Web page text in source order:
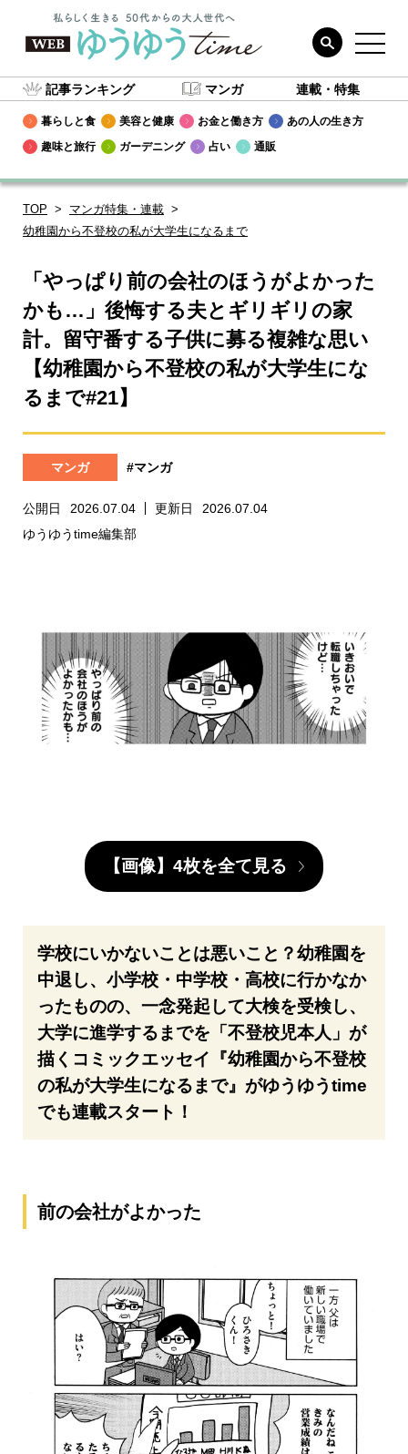
記事ランキング マンガ 連載・特集
暮らしと食 美容と健康 お金と働き方
あの人の生き方
趣味と旅行
ガーデニング 占い 通販
TOP
マンガ特集・連載
幼稚園から不登校の私が大学生になるまで
「やっぱり前の会社のほうがよかった
かも…」後悔する夫とギリギリの家
計。留守番する子供に募る複雑な思い
【幼稚園から不登校の私が大学生にな
るまで#21】
マンガ #マンガ
公開日 2026.07.04 更新日
2026.07.04
ゆうゆうtime編集部
【画像】4枚を全て見る
学校にいかないことは悪いこと？幼稚園を
中退し、小学校・中学校・高校に行かなか
ったものの、一念発起して大検を受検し、
大学に進学するまでを「不登校児本人」が
描くコミックエッセイ『幼稚園から不登校
の私が大学生になるまで』がゆうゆうtime
でも連載スタート！
前の会社がよかった